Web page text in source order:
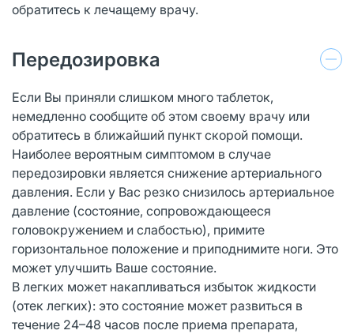
обратитесь к лечащему врачу.
Передозировка
Если Вы приняли слишком много таблеток,
немедленно сообщите об этом своему врачу или
обратитесь в ближайший пункт скорой помощи.
Наиболее вероятным симптомом в случае
передозировки является снижение артериального
давления. Если у Вас резко снизилось артериальное
давление (состояние, сопровождающееся
головокружением и слабостью), примите
горизонтальное положение и приподнимите ноги. Это
может улучшить Ваше состояние.
В легких может накапливаться избыток жидкости
(отек легких): это состояние может развиться в
течение 24–48 часов после приема препарата,